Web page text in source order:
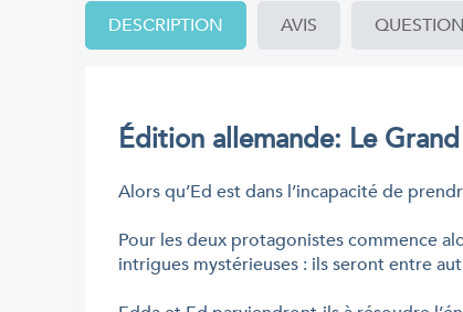
DESCRIPTION AVIS
Édition allemande: Le
Alors qu’Ed est dans l’incapacité de
Pour les deux protagonistes commence
intrigues mystérieuses : ils seront entre